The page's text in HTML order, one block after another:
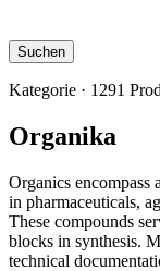
Suchen
Kategorie · 1291
Organika
Organics encompass
in pharmaceuticals,
These compounds
blocks in synthesis.
technical